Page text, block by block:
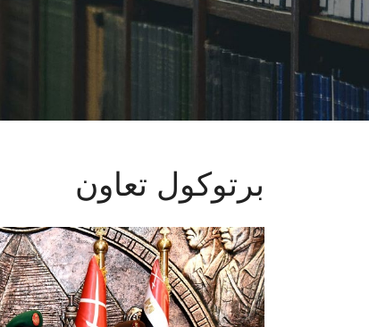
برتوكول تعاون